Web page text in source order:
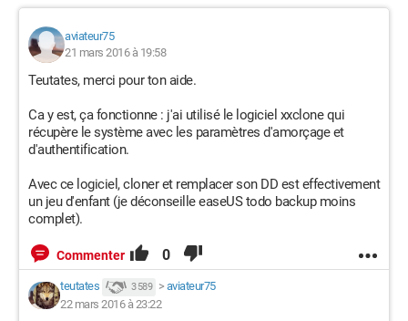
aviateur75
21 mars 2016 à 19:58
Teutates, merci pour ton aide.
Ca y est, ça fonctionne : j'ai utilisé le logiciel xxclone qui
récupère le système avec les paramètres d'amorçage et
d'authentification.
Avec ce logiciel, cloner et remplacer son DD est effectivement
un jeu d'enfant (je déconseille easeUS todo backup moins
complet).
Commenter 0
teutates 3 589 > aviateur75
22 mars 2016 à 23:22